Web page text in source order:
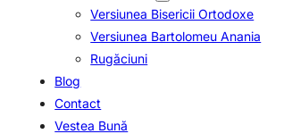
Versiunea Bisericii Ortodoxe
Versiunea Bartolomeu Anania
Rugăciuni
Blog
Contact
Vestea Bună